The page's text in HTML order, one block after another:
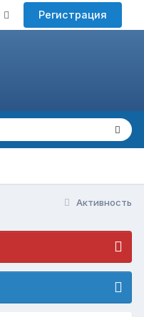
Регистрация
Активность